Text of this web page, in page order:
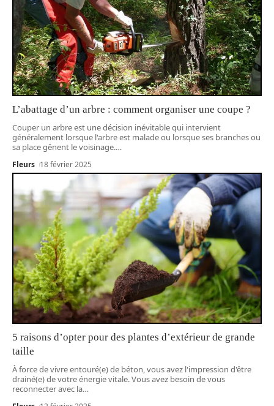
L’abattage d’un arbre : comment organiser une coupe ?
Couper un arbre est une décision inévitable qui intervient
généralement lorsque l'arbre est malade ou lorsque ses branches ou
sa place gênent le voisinage.…
Fleurs 18 février 2025
5 raisons d’opter pour des plantes d’extérieur de grande
taille
À force de vivre entouré(e) de béton, vous avez l'impression d'être
drainé(e) de votre énergie vitale. Vous avez besoin de vous
reconnecter avec la…